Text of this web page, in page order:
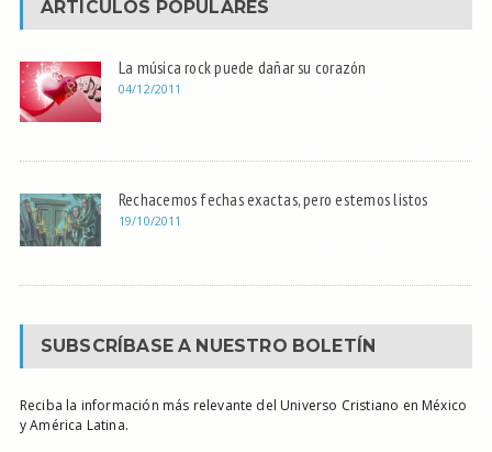
ARTÍCULOS POPULARES
La música rock puede dañar su corazón
04/12/2011
Rechacemos fechas exactas, pero estemos listos
19/10/2011
SUBSCRÍBASE A NUESTRO BOLETÍN
Reciba la información más relevante del Universo Cristiano en México
y América Latina.